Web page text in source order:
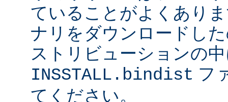
ていることがよくあり
ナリをダウンロードし
ストリビューションの
INSSTALL.bindist フ
てください。